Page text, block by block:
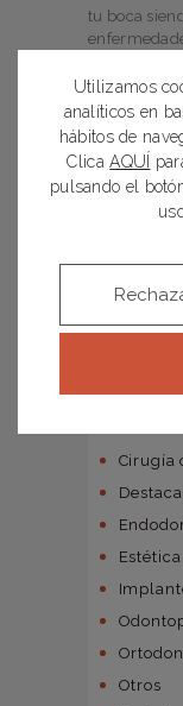
tu boca
Prevenir la
está en tus
BÚSQUEDA
Cirugía
Otros
Utilizamos
analíticos en
hábitos de
ClicaAQUÍ
pulsando el